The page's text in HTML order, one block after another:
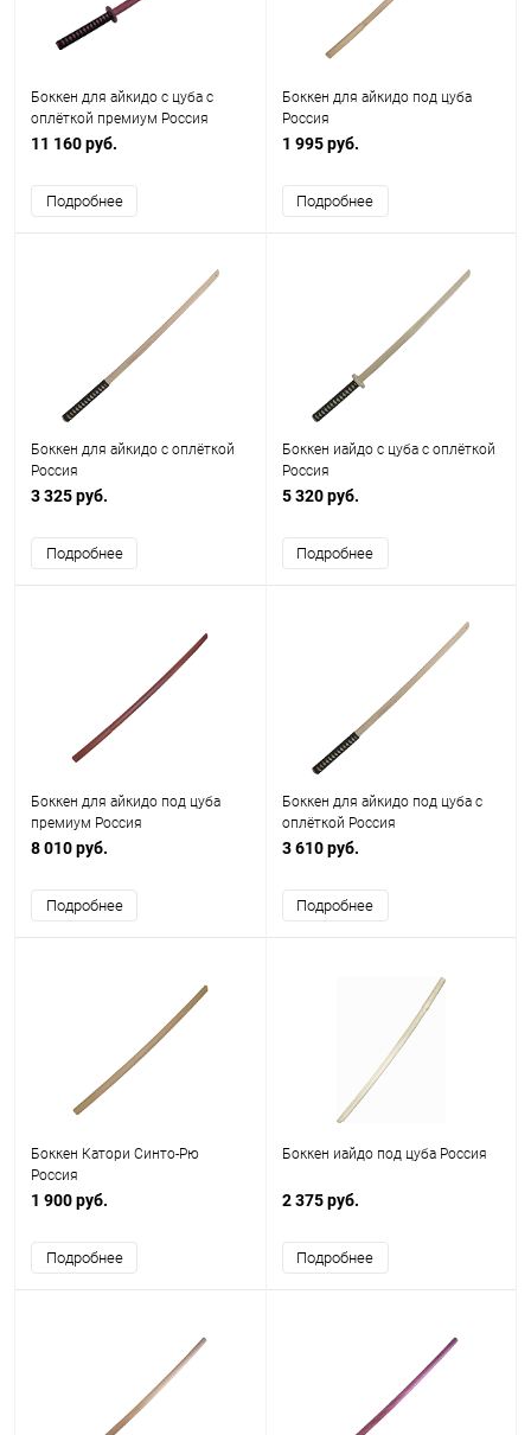
Боккен для айкидо c цуба с
оплёткой премиум Россия
11 160 руб.
Подробнее
Боккен для айкидо под цуба
Россия
1 995 руб.
Подробнее
Боккен для айкидо с оплёткой
Россия
3 325 руб.
Подробнее
Боккен иайдо с цуба с оплёткой
Россия
5 320 руб.
Подробнее
Боккен для айкидо под цуба
премиум Россия
8 010 руб.
Подробнее
Боккен для айкидо под цуба с
оплёткой Россия
3 610 руб.
Подробнее
Боккен Катори Синто-Рю
Россия
1 900 руб.
Подробнее
Боккен иайдо под цуба Россия
2 375 руб.
Подробнее